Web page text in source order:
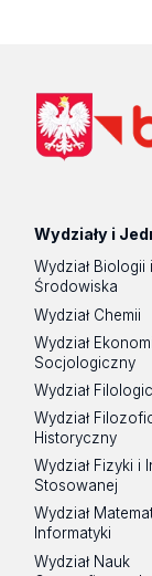
Wydziały i
Wydział
Środowiska
Wydział Chemii
Wydział
Socjologiczny
Wydział
Wydział
Historyczny
Wydział Fizyki i
Stosowanej
Wydział
Informatyki
Wydział Nauk